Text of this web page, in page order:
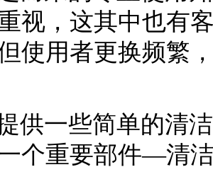
视，这其中也有
使用者更换频繁
供一些简单的清
个重要部件—清